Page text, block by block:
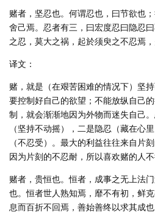
赌者，坚忍也。何谓忍也，曰节欲也
舍己焉。忍者有三，曰宏度忍曰隐忍
之忍，莫大之祸，起於须臾之不忍焉，
译文：
赌，就是（在艰苦困难的情况下）坚
要控制好自己的欲望；不能放纵自己
制，就会渐渐地因为外物而迷失自己
（坚持不动摇），二是隐忍（藏在心
（不忍受）。最大的利益往往来自片
因为片刻的不忍耐，所以喜欢赌的人不
赌者，贵恒也。恒者，成事之无上法
也。恒者世人熟知焉，靡不有初，鲜
息而百折不回焉，善始善终以求其成也